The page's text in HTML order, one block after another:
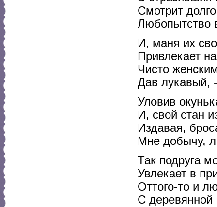
Смотрит
Любопытство
И, маня их
Привлекает
Чисто
Дав лукавый,
Уловив
И, свой стан
Издавая,
Мне добычу,
Так подруга
Увлекает в
Оттого-то и
С деревянной